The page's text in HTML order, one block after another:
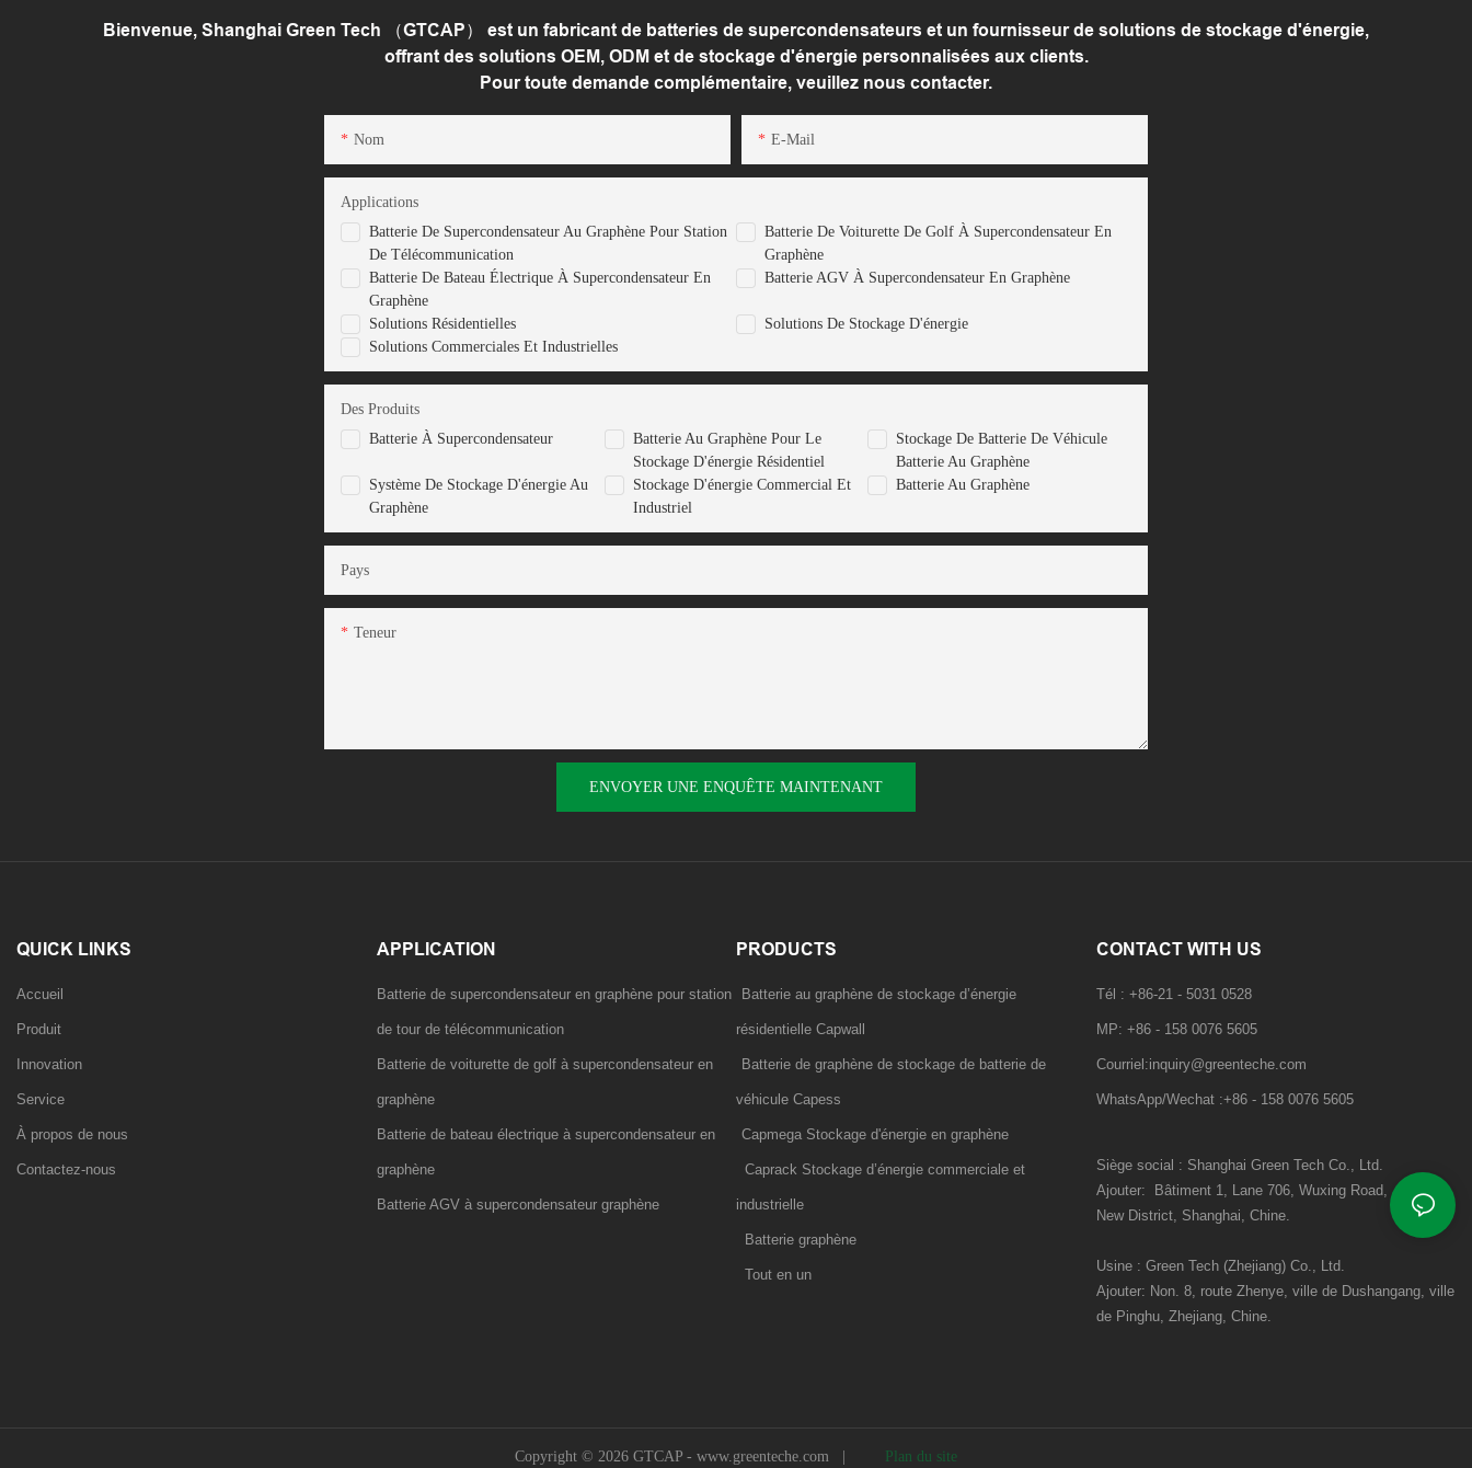
Bienvenue, Shanghai Green Tech （GTCAP） est un fabricant de batteries de supercondensateurs et un fournisseur de solutions de stockage d'énergie,
offrant des solutions OEM, ODM et de stockage d'énergie personnalisées aux clients.
Pour toute demande complémentaire, veuillez nous contacter.
Nom E-Mail
Batterie De Supercondensateur Au Graphène Pour Station
De Télécommunication
Batterie De Voiturette De Golf À Supercondensateur En
Graphène
Batterie De Bateau Électrique À Supercondensateur En
Graphène
Batterie AGV À Supercondensateur En Graphène
Solutions Résidentielles
Solutions De Stockage D'énergie
Solutions Commerciales Et Industrielles
Applications
Batterie À Supercondensateur
Batterie Au Graphène Pour Le
Stockage D'énergie Résidentiel
Stockage De Batterie De Véhicule
Batterie Au Graphène
Système De Stockage D'énergie Au
Graphène
Stockage D'énergie Commercial Et
Industriel
Batterie Au Graphène
Des Produits
Pays
Teneur
ENVOYER UNE ENQUÊTE MAINTENANT
QUICK LINKS
Accueil
Produit
Innovation
Service
À propos de nous
Contactez-nous
APPLICATION
Batterie de supercondensateur en graphène pour station
de tour de télécommunication
Batterie de voiturette de golf à supercondensateur en
graphène
Batterie de bateau électrique à supercondensateur en
graphène
Batterie AGV à supercondensateur graphène
PRODUCTS
Batterie au graphène de stockage d’énergie
résidentielle Capwall
Batterie de graphène de stockage de batterie de
véhicule Capess
Capmega Stockage d'énergie en graphène
Caprack Stockage d’énergie commerciale et
industrielle
Batterie graphène
Tout en un
CONTACT WITH US
Tél : +86-21 - 5031 0528
MP: +86 - 158 0076 5605
Courriel:inquiry@greenteche.com
WhatsApp/Wechat :+86 - 158 0076 5605
Siège social : Shanghai Green Tech Co., Ltd.
Ajouter:
Bâtiment 1, Lane 706, Wuxing Road,Pudong
New District, Shanghai, Chine.
Usine : Green Tech (Zhejiang) Co., Ltd.
Ajouter: Non. 8, route Zhenye, ville de Dushangang, ville
de Pinghu, Zhejiang, Chine.
Copyright © 2026 GTCAP - www.greenteche.com Plan du site